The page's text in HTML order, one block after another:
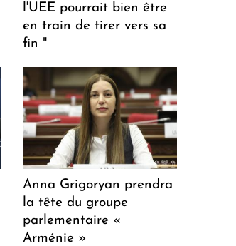
l'UEE pourrait bien être
en train de tirer vers sa
fin "
Anna Grigoryan prendra
la tête du groupe
parlementaire «
Arménie »